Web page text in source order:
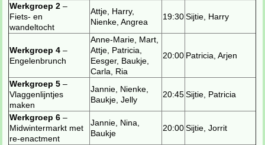
Werkgroep 2–
Fiets- en
wandeltocht
Attje, Harry,
Nienke, Angrea
19:30 Sijtie, Harry
Werkgroep 4 –
Engelenbrunch
Anne-Marie, Mart,
Attje, Patricia,
Eesger, Baukje,
Carla, Ria
20:00 Patricia, Arjen
Werkgroep 5 –
Vlaggenlijntjes
maken
Jannie, Nienke,
Baukje, Jelly
20:45 Sijtie, Patricia
Werkgroep 6 –
Midwintermarkt met
re-enactment
Jannie, Nina,
Baukje
20:00 Sijtie, Jorrit